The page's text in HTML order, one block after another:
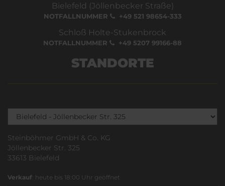
Bielefeld (Jöllenbecker Straße)
NOTFALLNUMMER +49 521 98654-333
Schloß Holte-Stukenbrock
NOTFALLNUMMER +49 5207 99166-88
STANDORTE
Steinböhmer GmbH & Co. KG
Jöllenbecker Str. 325
33613 Bielefeld
Verkauf: heute bis 18:00 Uhr geöffnet